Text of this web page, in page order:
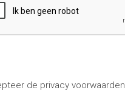
de privacy voorwaarden